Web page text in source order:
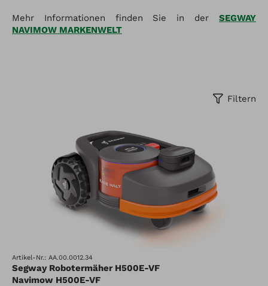
Mehr Informationen finden Sie in der SEGWAY
NAVIMOW MARKENWELT
Filtern
Artikel-Nr.: AA.00.0012.34
Segway Robotermäher H500E-VF
Navimow H500E-VF